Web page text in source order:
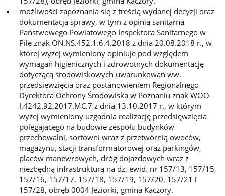
możliwości zapoznania się z treścią wydanej decyzji oraz
dokumentacją sprawy, w tym z opinią sanitarną
Państwowego Powiatowego Inspektora Sanitarnego w
Pile znak ON.NS.452.1.6.4.2018 z dnia 20.08.2018 r., w
której wyżej wymieniony opiniuje pod względem
wymagań higienicznych i zdrowotnych dokumentację
dotyczącą środowiskowych uwarunkowań ww.
przedsięwzięcia oraz postanowieniem Regionalnego
Dyrektora Ochrony Środowiska w Poznaniu znak WOO-
I.4242.92.2017.MC.7 z dnia 13.10.2017 r., w którym
wyżej wymieniony uzgadnia realizację przedsięwzięcia
polegającego na budowie zespołu budynków
przechowalni, sortowni wraz z przetwórnią owoców,
magazynu, stacji transformatorowej oraz parkingów,
placów manewrowych, dróg dojazdowych wraz z
niezbędną infrastrukturą na dz. ewid. nr 157/13, 157/15,
157/16, 157/17, 157/18, 157/19, 157/20, 157/21 i
157/28, obręb 0004 Jeziorki, gmina Kaczory.